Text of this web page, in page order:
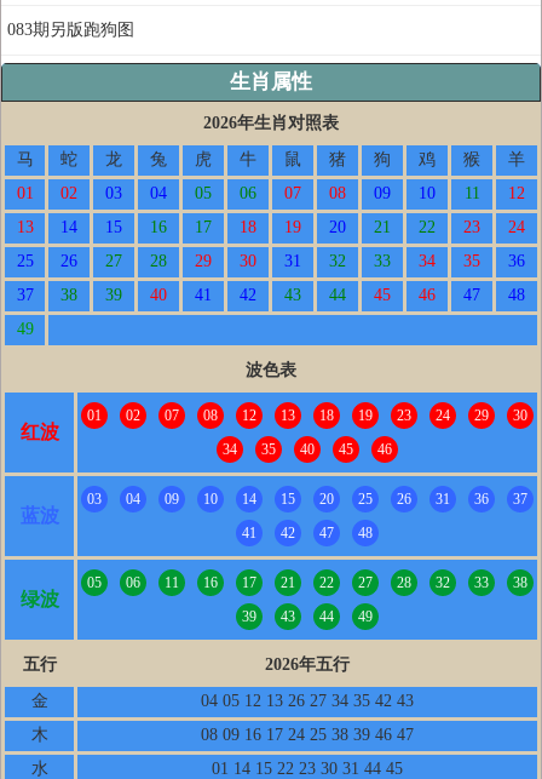
083期另版跑狗图
生肖属性
2026年生肖对照表
马
蛇 龙 兔 虎 牛 鼠 猪 狗 鸡 猴
羊
01
02 03 04 05 06 07 08 09 10 11
12
13
14 15 16 17 18 19 20 21 22 23
24
25
26 27 28 29 30 31 32 33 34 35
36
37
38 39 40 41 42 43 44 45 46 47
48
49
波色表
红波
01 02 07 08 12 13 18 19 23 24 29
30
34
35 40 45 46
蓝波
03 04 09 10 14 15 20 25 26 31 36
37
41
42 47 48
绿波
05 06 11 16 17 21 22 27 28 32 33
38
39
43 44 49
五行
2026年五行
金
04 05 12 13 26 27 34 35 42 43
木
08 09 16 17 24 25 38 39 46 47
水
01 14 15 22 23 30 31 44 45